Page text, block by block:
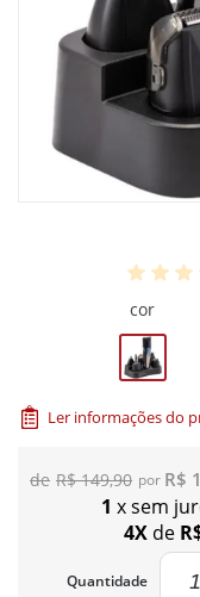
cor
Ler informações do
R$ 149,90 R$
1 x sem
4Xde
Quantidade